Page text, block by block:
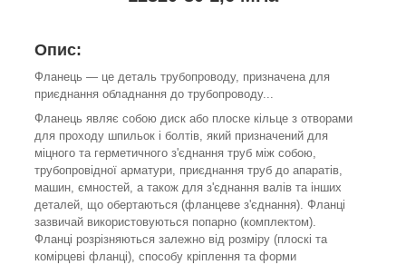
Опис:
Фланець — це деталь трубопроводу, призначена для
приєднання обладнання до трубопроводу...
Фланець являє собою диск або плоске кільце з отворами
для проходу шпильок і болтів, який призначений для
міцного та герметичного з'єднання труб між собою,
трубопровідної арматури, приєднання труб до апаратів,
машин, ємностей, а також для з'єднання валів та інших
деталей, що обертаються (фланцеве з'єднання). Фланці
зазвичай використовуються попарно (комплектом).
Фланці розрізняються залежно від розміру (плоскі та
комірцеві фланці), способу кріплення та форми